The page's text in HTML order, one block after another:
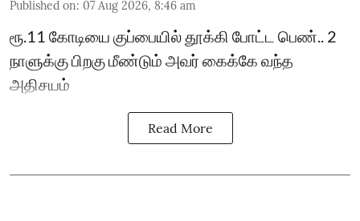
Published on: 07 Aug 2026, 8:46 am
ரூ.11 கோடியை குப்பையில் தூக்கி போட்ட பெண்.. 2
நாளுக்கு பிறகு மீண்டும் அவர் கைக்கே வந்த
அதிசயம்
Read More